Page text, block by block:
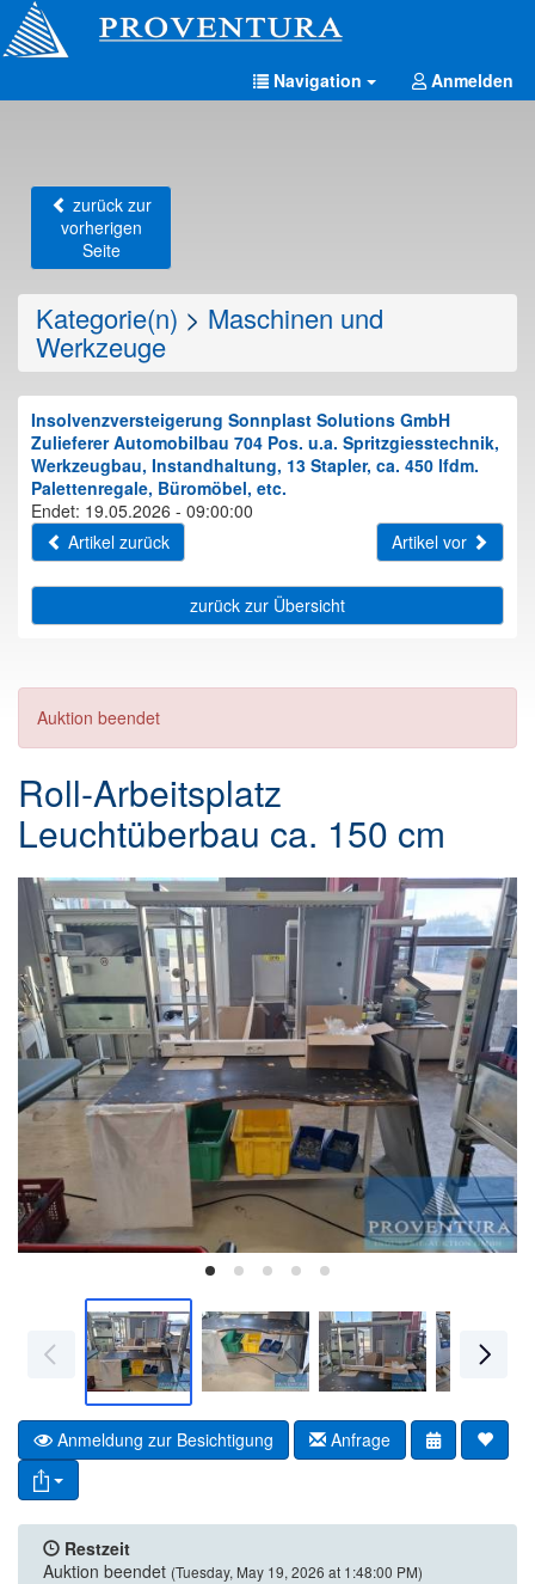
Navigation Anmelden
zurück zur
vorherigen
Seite
Kategorie(n) > Maschinen und
Werkzeuge
Insolvenzversteigerung Sonnplast Solutions GmbH
Zulieferer Automobilbau 704 Pos. u.a. Spritzgiesstechnik,
Werkzeugbau, Instandhaltung, 13 Stapler, ca. 450 lfdm.
Palettenregale, Büromöbel, etc.
Endet: 19.05.2026 - 09:00:00
Artikel zurück
Artikel vor
zurück zur Übersicht
Auktion beendet
Roll-Arbeitsplatz
Leuchtüberbau ca. 150 cm
Anmeldung zur Besichtigung Anfrage
Restzeit
Auktion beendet (Tuesday, May 19, 2026 at 1:48:00 PM)